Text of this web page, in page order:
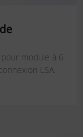
module à 6
LSA.